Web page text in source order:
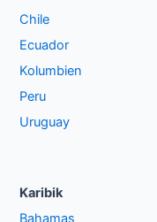
Chile
Ecuador
Kolumbien
Peru
Uruguay
Karibik
Bahamas